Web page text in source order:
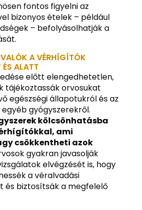
fontos figyelni az
bizonyos ételek – például
– befolyásolhatják a
A VÉRHÍGÍTÓK
ÉS ALATT
előtt elengedhetetlen,
tájékoztassák orvosukat
egészségi állapotukról és az
gyógyszerekről.
kölcsönhatásba
ami
csökkentheti azok
gyakran javasolják
elvégzését is, hogy
a véralvadási
és biztosítsák a megfelelő